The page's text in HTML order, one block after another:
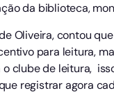
da biblioteca,
Oliveira, contou
para leitura,
clube de leitura,
registrar agora